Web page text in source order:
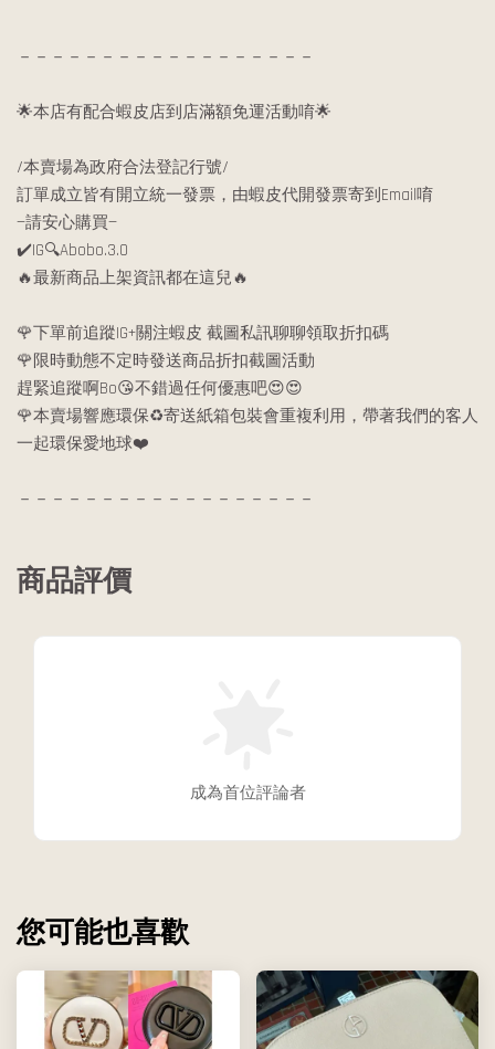
－－－－－－－－－－－－－－－－－－
🌟本店有配合蝦皮店到店滿額免運活動唷🌟
/本賣場為政府合法登記行號/
訂單成立皆有開立統一發票，由蝦皮代開發票寄到Email唷
—請安心購買—
✔️IG🔍Abobo.3.0
🔥最新商品上架資訊都在這兒🔥
🌹下單前追蹤IG+關注蝦皮 截圖私訊聊聊領取折扣碼
🌹限時動態不定時發送商品折扣截圖活動
趕緊追蹤啊Bo😘不錯過任何優惠吧😍😍
🌹本賣場響應環保♻️寄送紙箱包裝會重複利用，帶著我們的客人
一起環保愛地球❤️
－－－－－－－－－－－－－－－－－－
商品評價
成為首位評論者
您可能也喜歡